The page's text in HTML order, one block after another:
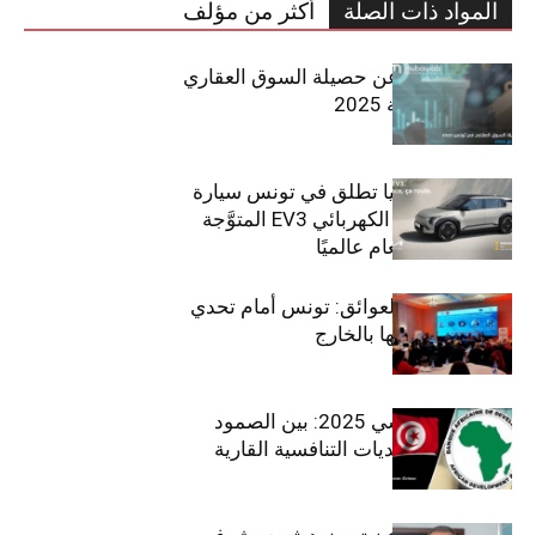
المواد ذات الصلة أكثر من مؤلف
مبوب تكشف عن حصيلة السوق العقاري
في تونس لسنة 2025
سيتي كارز – كيا تطلق في تونس سيارة
الـدفع الرباعي الكهربائي EV3 المتوَّجة
بلقب سيارة العام عالميًا
بين الطموح والعوائق: تونس أمام تحدي
استعادة كفاءاتها بالخارج
الاقتصاد التونسي 2025: بين الصمود
الاجتماعي وتحديات التنافسية القارية